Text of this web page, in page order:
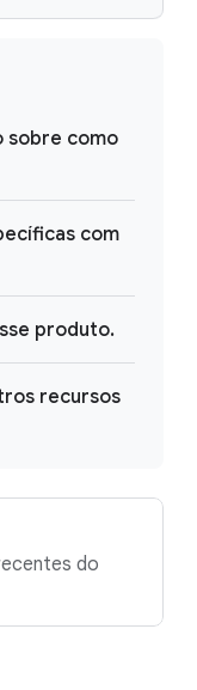
sobre como
com
produto.
recursos
do